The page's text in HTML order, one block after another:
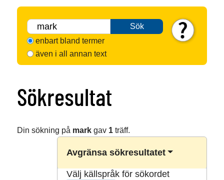
Sök
enbart bland termer
även i all annan text
Sökresultat
Din sökning på markgav 1träff.
Avgränsa sökresultatet
Välj källspråk för sökordet